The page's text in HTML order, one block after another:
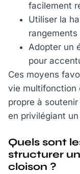
facilement
Utiliser la
Adopter un
pour
Ces moyens
vie multifonction
propre à
en privilégiant
Quels sont
structurer
cloison ?